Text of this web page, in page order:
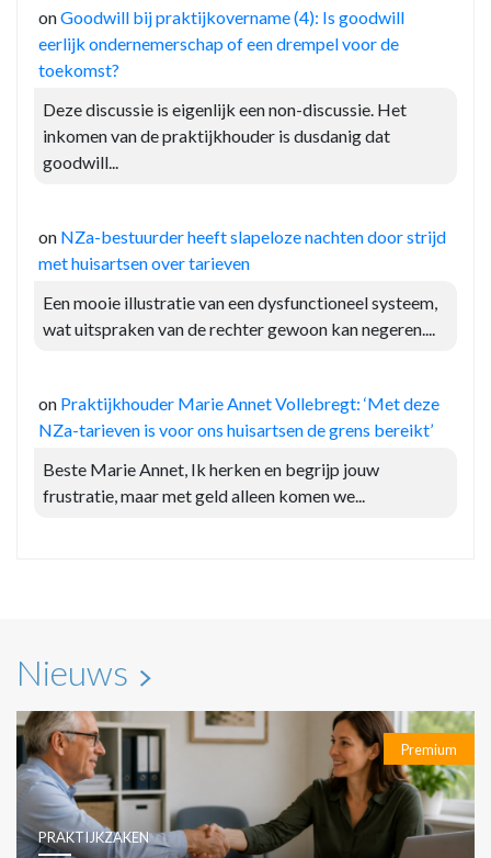
onGoodwill bij praktijkovername (4): Is goodwill
eerlijk ondernemerschap of een drempel voor de
toekomst?
Deze discussie is eigenlijk een non-discussie. Het
inkomen van de praktijkhouder is dusdanig dat
goodwill...
on NZa-bestuurder heeft slapeloze nachten door strijd
met huisartsen over tarieven
Een mooie illustratie van een dysfunctioneel systeem,
wat uitspraken van de rechter gewoon kan negeren....
on Praktijkhouder Marie Annet Vollebregt: ‘Met deze
NZa-tarieven is voor ons huisartsen de grens bereikt’
Beste Marie Annet, Ik herken en begrijp jouw
frustratie, maar met geld alleen komen we...
Nieuws
Premium
PRAKTIJKZAKEN